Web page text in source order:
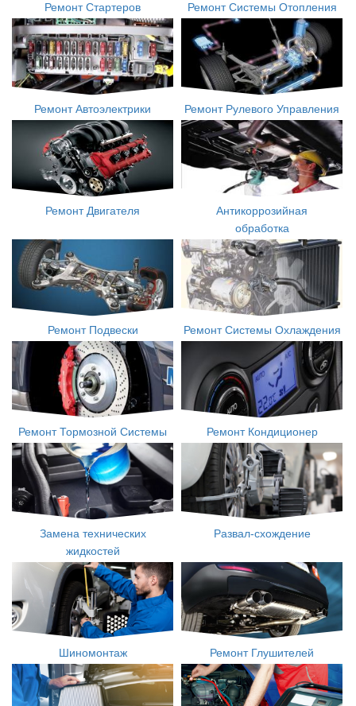
Ремонт Стартеров Ремонт Системы Отопления
Ремонт Автоэлектрики Ремонт Рулевого Управления
Ремонт Двигателя
Антикоррозийная
обработка
Ремонт Подвески Ремонт Системы Охлаждения
Ремонт Тормозной Системы Ремонт Кондиционер
Замена технических
жидкостей
Развал-схождение
Шиномонтаж Ремонт Глушителей